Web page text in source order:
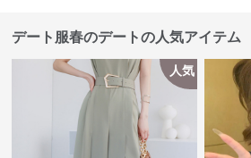
デート服春のデートの人気アイテム
人気